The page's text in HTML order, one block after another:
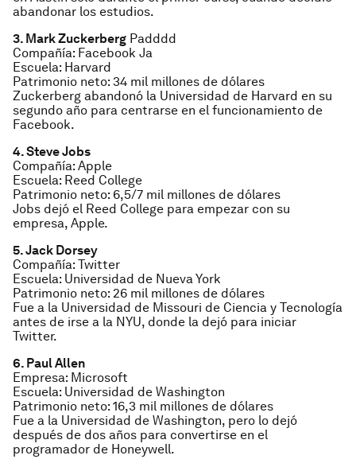
abandonar los estudios.
3. Mark Zuckerberg Padddd
Compañía: Facebook Ja
Escuela: Harvard
Patrimonio neto: 34 mil millones de dólares
Zuckerberg abandonó la Universidad de Harvard en su
segundo año para centrarse en el funcionamiento de
Facebook.
4. Steve Jobs
Compañía: Apple
Escuela: Reed College
Patrimonio neto: 6,5/7 mil millones de dólares
Jobs dejó el Reed College para empezar con su
empresa, Apple.
5. Jack Dorsey
Compañía: Twitter
Escuela: Universidad de Nueva York
Patrimonio neto: 26 mil millones de dólares
Fue a la Universidad de Missouri de Ciencia y Tecnología
antes de irse a la NYU, donde la dejó para iniciar
Twitter.
6. Paul Allen
Empresa: Microsoft
Escuela: Universidad de Washington
Patrimonio neto: 16,3 mil millones de dólares
Fue a la Universidad de Washington, pero lo dejó
después de dos años para convertirse en el
programador de Honeywell.